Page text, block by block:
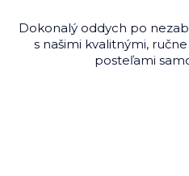
Dokonalý oddych po
s našimi kvalitnými,
posteľami